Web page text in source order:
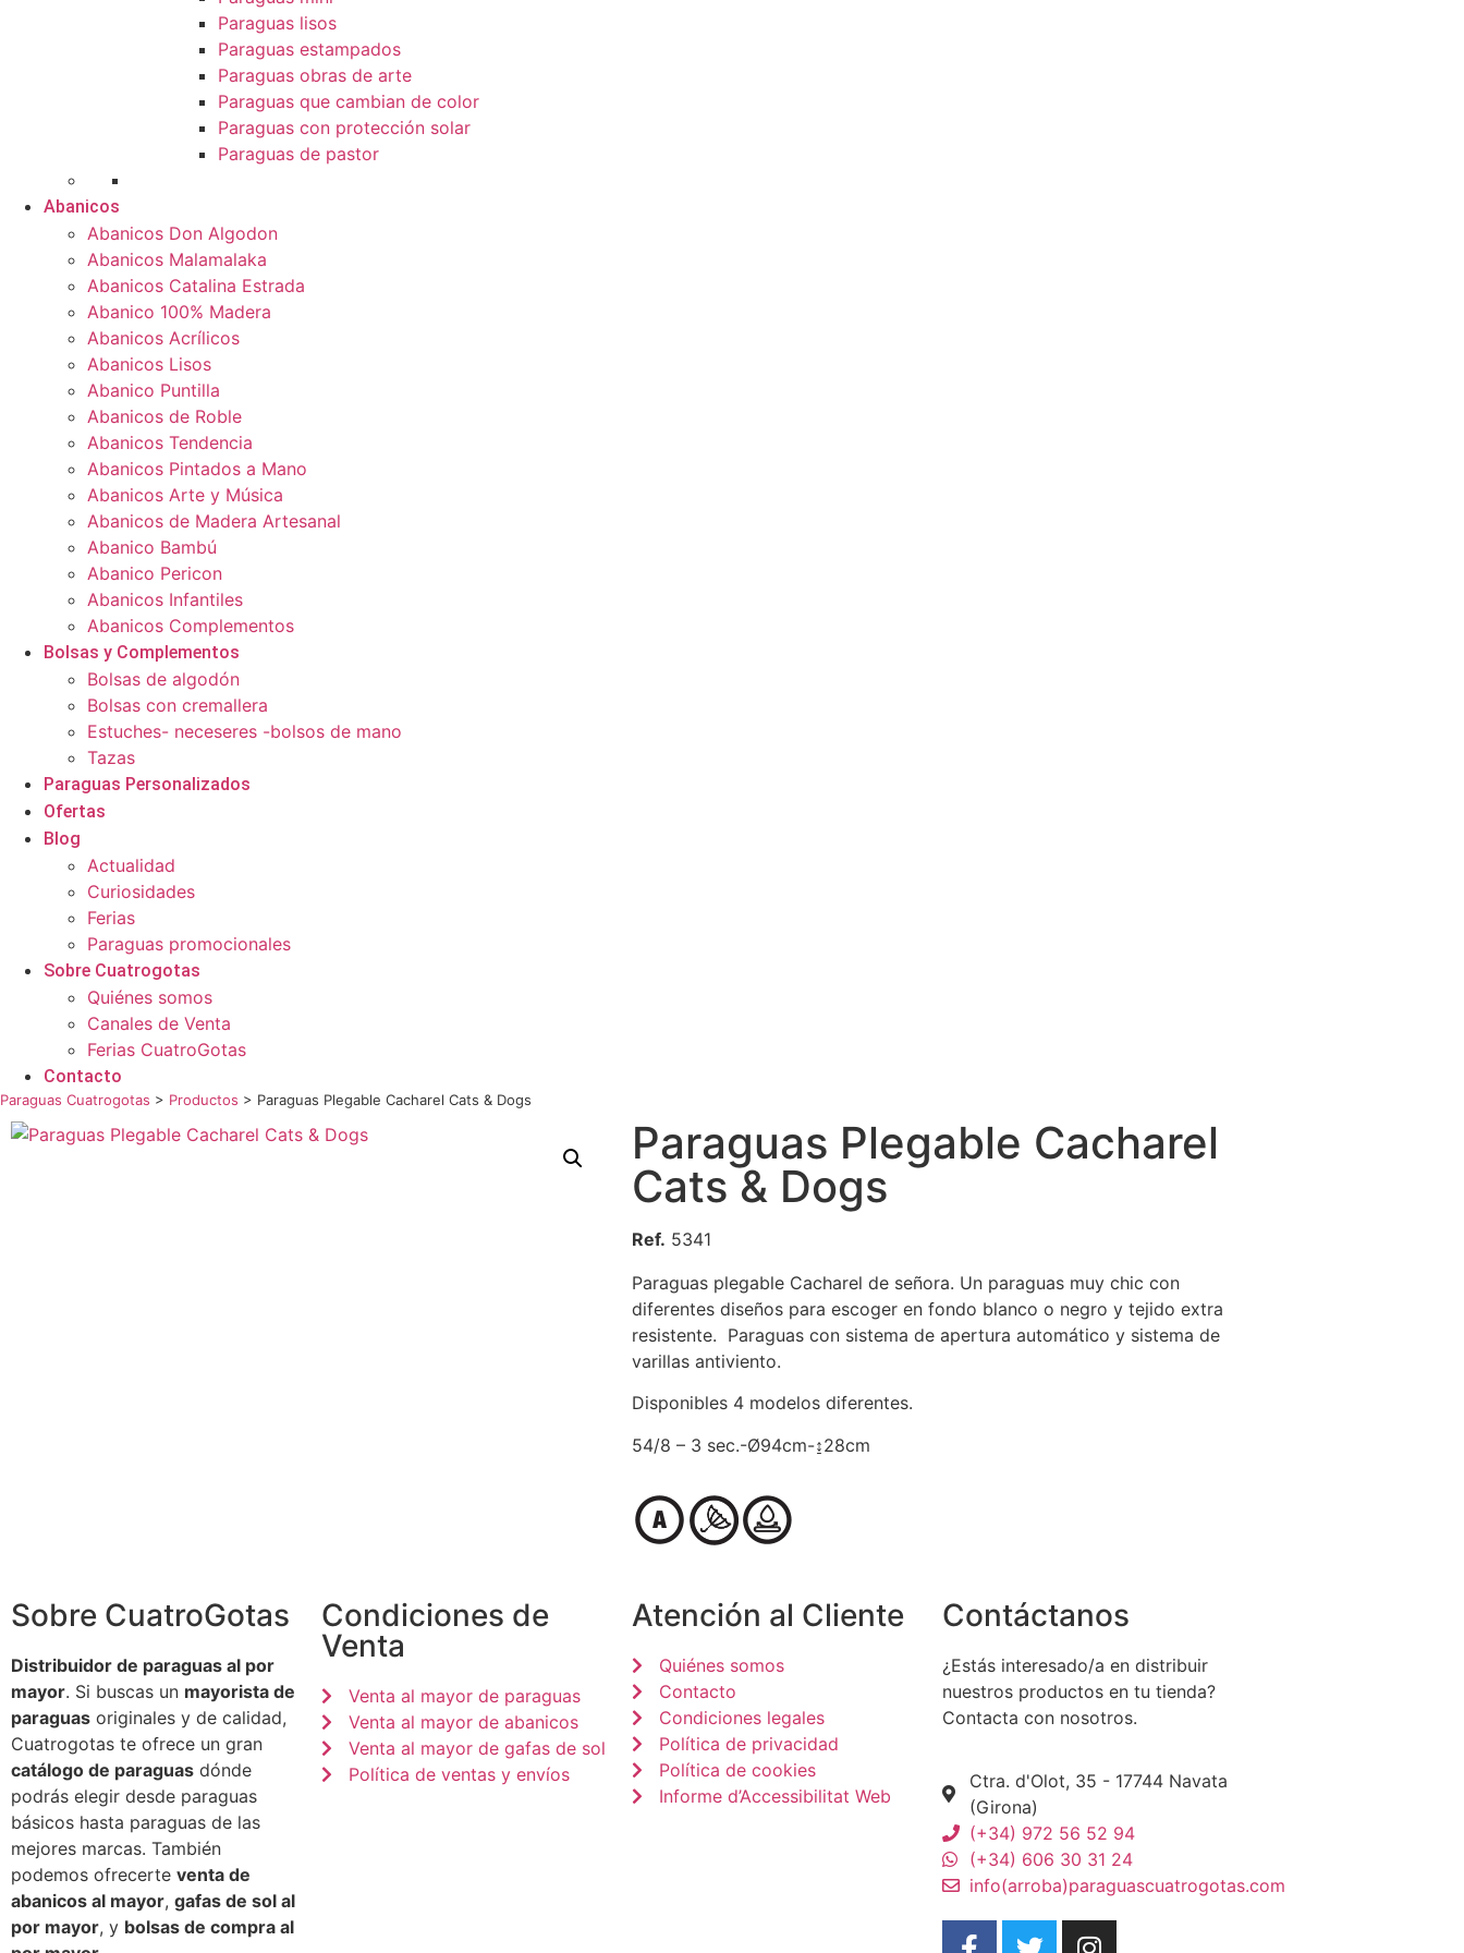
Paraguas lisos
Paraguas estampados
Paraguas obras de arte
Paraguas que cambian de color
Paraguas con protección solar
Paraguas de pastor
Abanicos
Abanicos Don Algodon
Abanicos Malamalaka
Abanicos Catalina Estrada
Abanico 100% Madera
Abanicos Acrílicos
Abanicos Lisos
Abanico Puntilla
Abanicos de Roble
Abanicos Tendencia
Abanicos Pintados a Mano
Abanicos Arte y Música
Abanicos de Madera Artesanal
Abanico Bambú
Abanico Pericon
Abanicos Infantiles
Abanicos Complementos
Bolsas y Complementos
Bolsas de algodón
Bolsas con cremallera
Estuches- neceseres -bolsos de mano
Tazas
Paraguas Personalizados
Ofertas
Blog
Actualidad
Curiosidades
Ferias
Paraguas promocionales
Sobre Cuatrogotas
Quiénes somos
Canales de Venta
Ferias CuatroGotas
Contacto
Paraguas Cuatrogotas > Productos > Paraguas Plegable Cacharel Cats & Dogs
Paraguas Plegable Cacharel
Cats & Dogs
Ref. 5341
Paraguas plegable Cacharel de señora. Un paraguas muy chic con
diferentes diseños para escoger en fondo blanco o negro y tejido extra
resistente. Paraguas con sistema de apertura automático y sistema de
varillas antiviento.
Disponibles 4 modelos diferentes.
54/8 – 3 sec.-Ø94cm-↨28cm
Sobre CuatroGotas
Distribuidor de paraguas al por
mayor. Si buscas un mayorista de
paraguas originales y de calidad,
Cuatrogotas te ofrece un gran
catálogo de paraguas dónde
podrás elegir desde paraguas
básicos hasta paraguas de las
mejores marcas. También
podemos ofrecerte venta de
abanicos al mayor, gafas de sol al
por mayor, y bolsas de compra al
Condiciones de
Venta
Venta al mayor de paraguas
Venta al mayor de abanicos
Venta al mayor de gafas de sol
Política de ventas y envíos
Atención al Cliente
Quiénes somos
Contacto
Condiciones legales
Política de privacidad
Política de cookies
Informe d’Accessibilitat Web
Contáctanos
¿Estás interesado/a en distribuir
nuestros productos en tu tienda?
Contacta con nosotros.
Ctra. d'Olot, 35 - 17744 Navata
(Girona)
(+34) 972 56 52 94
(+34) 606 30 31 24
info(arroba)paraguascuatrogotas.com